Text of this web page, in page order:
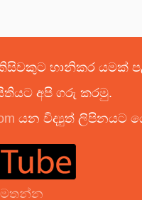
කිසිවකුට හානිකර
අපි ගරු කරමු.
යන විද්‍යුත් ලිපිනයට